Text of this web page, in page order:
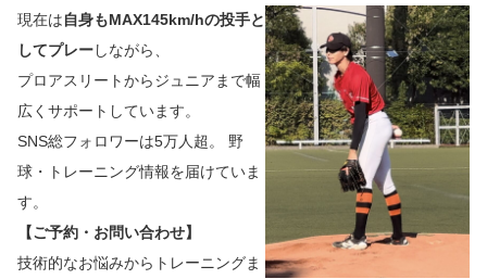
現在は自身もMAX145km/hの投手と
してプレーしながら、
プロアスリートからジュニアまで幅
広くサポートしています。
SNS総フォロワーは5万人超。 野
球・トレーニング情報を届けていま
す。
【ご予約・お問い合わせ】
技術的なお悩みからトレーニングま